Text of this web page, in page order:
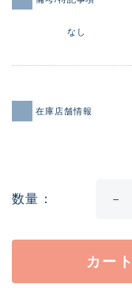
なし
在庫店舗情報
数量
カー